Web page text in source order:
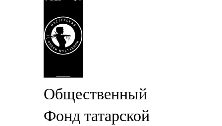
Общественный
Фонд татарской